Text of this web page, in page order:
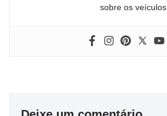
sobre os veículos.